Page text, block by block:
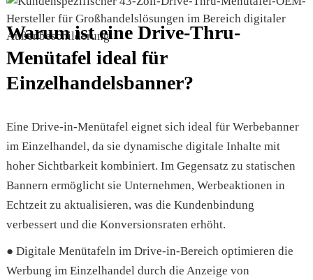
Warum ist eine Drive-Thru-
Menütafel ideal für
Einzelhandelsbanner?
Eine Drive-in-Menütafel eignet sich ideal für Werbebanner
im Einzelhandel, da sie dynamische digitale Inhalte mit
hoher Sichtbarkeit kombiniert. Im Gegensatz zu statischen
Bannern ermöglicht sie Unternehmen, Werbeaktionen in
Echtzeit zu aktualisieren, was die Kundenbindung
verbessert und die Konversionsraten erhöht.
● Digitale Menütafeln im Drive-in-Bereich optimieren die
Werbung im Einzelhandel durch die Anzeige von